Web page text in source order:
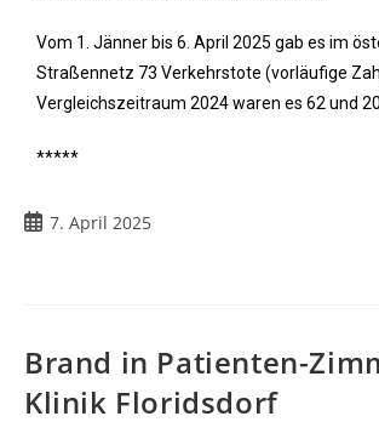
Vom 1. Jänner bis 6. April 2025 gab es im
Straßennetz 73 Verkehrstote (vorläufige
Vergleichszeitraum 2024 waren es 62 und
*****
7. April 2025
Brand in Patienten-
Klinik Floridsdorf